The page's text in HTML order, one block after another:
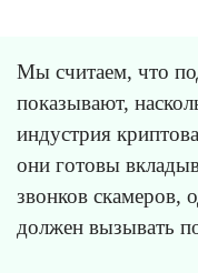
Мы считаем, что
показывают,
индустрия
они готовы
звонков скамеров,
должен вызывать